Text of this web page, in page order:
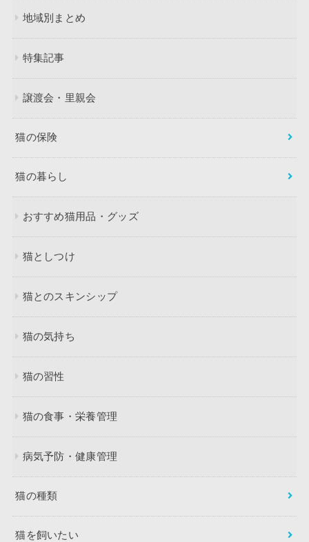
地域別まとめ
特集記事
譲渡会・里親会
猫の保険
猫の暮らし
おすすめ猫用品・グッズ
猫としつけ
猫とのスキンシップ
猫の気持ち
猫の習性
猫の食事・栄養管理
病気予防・健康管理
猫の種類
猫を飼いたい